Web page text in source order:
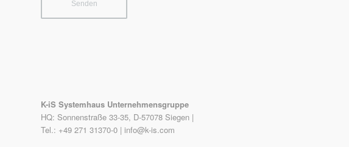
K-iS Systemhaus Unternehmensgruppe
HQ: Sonnenstraße 33-35, D-57078 Siegen |
Tel.: +49 271 31370-0 | info@k-is.com